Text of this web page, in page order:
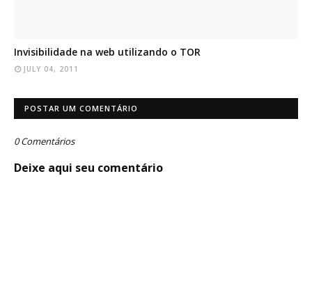
Invisibilidade na web utilizando o TOR
JULY 04, 2011
POSTAR UM COMENTÁRIO
0 Comentários
Deixe aqui seu comentário